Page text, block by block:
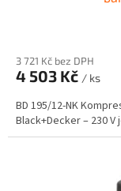
3 721 Kč bez DPH
4 503 Kč / ks
BD 195/12-NK
Black+Decker – 230 V